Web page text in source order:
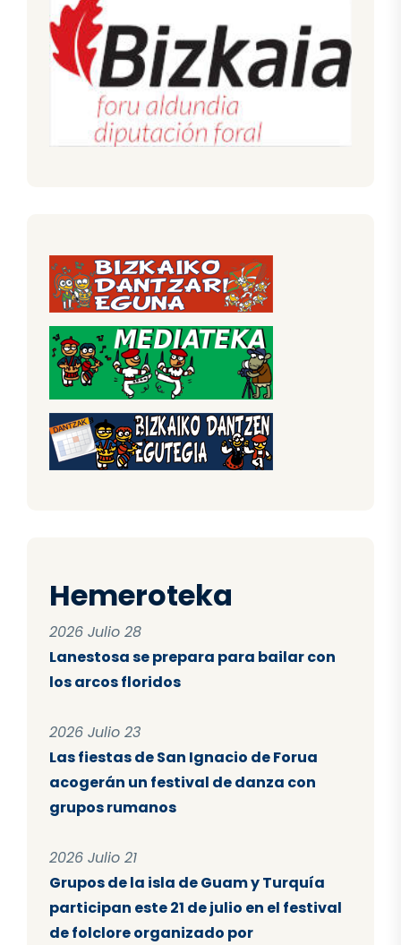
Hemeroteka
2026 Julio 28
Lanestosa se prepara para bailar con
los arcos floridos
2026 Julio 23
Las fiestas de San Ignacio de Forua
acogerán un festival de danza con
grupos rumanos
2026 Julio 21
Grupos de la isla de Guam y Turquía
participan este 21 de julio en el festival
de folclore organizado por